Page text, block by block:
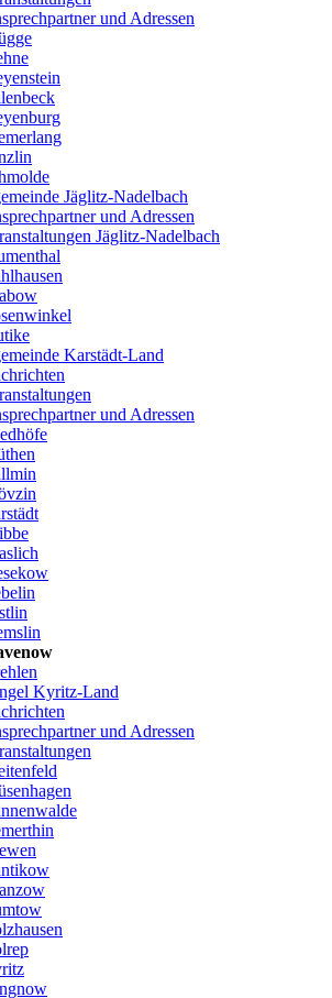
und Adressen
Jäglitz-Nadelbach
und Adressen
Jäglitz-Nadelbach
Karstädt-Land
und Adressen
Kyritz-Land
und Adressen